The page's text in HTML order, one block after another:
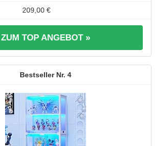
209,00 €
ZUM TOP ANGEBOT »
4